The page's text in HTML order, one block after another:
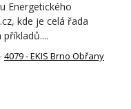
Energetického
kde je celá řada
4079 - EKIS Brno Obřany